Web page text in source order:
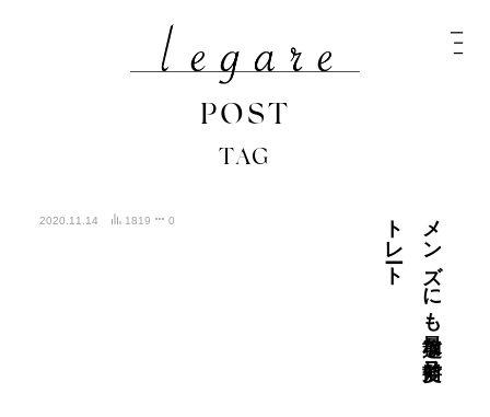
POST
TAG
2020.11.14 1819 0 メ
ン
ズ
に
も
最適な
前髪ス
ト
レ
ート